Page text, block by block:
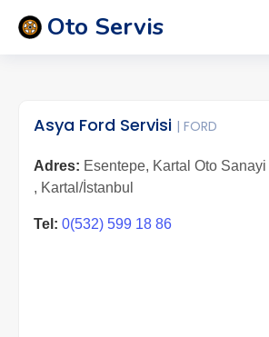
Oto Servis
Asya Ford Servisi | FORD
Adres: Esentepe, Kartal Oto
, Kartal/İstanbul
Tel: 0(532) 599 18 86